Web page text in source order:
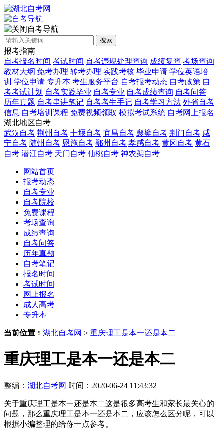
自考导航
搜索
报考指南
自考报名时间 考试时间 自考违规处理查询 成绩复查 考场查询
教材大纲 免考办理 转考办理 实践考核 毕业申请 学位英语培
训 学位申请 专升本 考生服务平台 自考报考动态 自考政策 自
考考试计划 自考实践毕业 自考专业 自考成绩查询 自考问答
历年真题 自考串讲笔记 自考考生手记 自考学习方法 外省自考
信息 自考培训课程 免费视频领取 模拟考试系统 自考网上报名
湖北地区自考
武汉自考 荆州自考 十堰自考 宜昌自考 襄樊自考 荆门自考 咸
宁自考 随州自考 恩施自考 鄂州自考 孝感自考 黄冈自考 黄石
自考 潜江自考 天门自考 仙桃自考 神农架自考
网站首页
报考动态
自考专业
自考院校
免费课程
考场查询
成绩查询
自考问答
历年真题
自考笔记
报名时间
考试时间
网上报名
成人高考
专升本
当前位置： 湖北自考网 > 重庆理工是本一还是本二
重庆理工是本一还是本二
整编： 湖北自考网 时间：2020-06-24 11:43:32
关于重庆理工是本一还是本二这是很多高考生和家长最关心的
问题，那么重庆理工是本一还是本二，应该怎么区分呢，可以
根据小编整理的给你一点参考。